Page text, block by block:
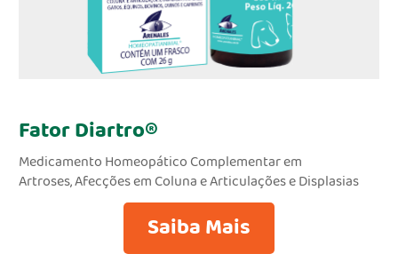
Traumas e Lesões
Fertilidade
Facilitador de parto
Artrites e artroses
Fator Diartro®
Medicamento Homeopático Complementar em
Artroses, Afecções em Coluna e Articulações e Displasias
Saiba Mais